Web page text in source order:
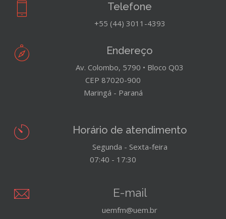
Telefone
+55 (44) 3011-4393
Endereço
Av. Colombo, 5790 • Bloco Q03
CEP 87020-900
Maringá - Paraná
Horário de atendimento
Segunda - Sexta-feira
07:40 - 17:30
E-mail
uemfm@uem.br